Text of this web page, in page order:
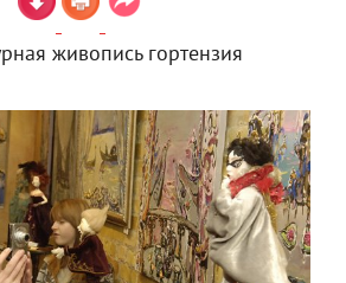
живопись гортензия